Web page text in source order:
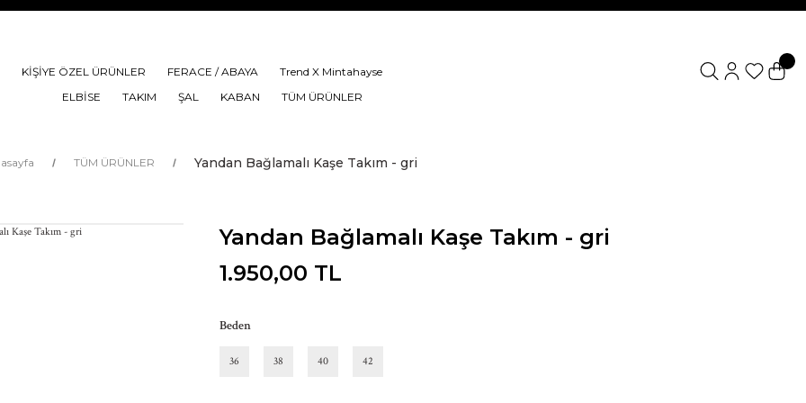
KİŞİYE ÖZEL ÜRÜNLER FERACE / ABAYA
Trend X Mintahayse
ELBİSE
TAKIM ŞAL KABAN TÜM ÜRÜNLER
TÜM ÜRÜNLER Yandan Bağlamalı Kaşe Takım - gri
Yandan Bağlamalı Kaşe Takım - gri
1.950,00 TL
Beden
36 38 40 42